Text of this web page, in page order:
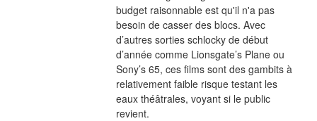
budget raisonnable est qu'il n'a pas
besoin de casser des blocs. Avec
d’autres sorties schlocky de début
d’année comme Lionsgate’s Plane ou
Sony’s 65, ces films sont des gambits à
relativement faible risque testant les
eaux théâtrales, voyant si le public
revient.